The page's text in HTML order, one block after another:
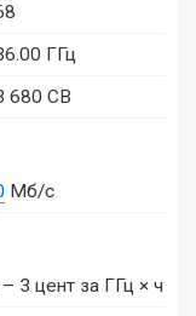
ГГц
680 CB
Мб/с
3 цент за ГГц × ч